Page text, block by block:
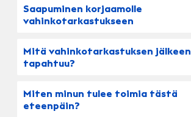
Saapuminen korjaamolle
vahinkotarkastukseen
Mitä vahinkotarkastuksen jälkeen
tapahtuu?
Miten minun tulee toimia tästä
eteenpäin?